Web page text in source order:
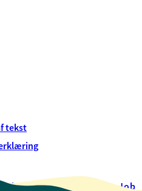
tekst
over selvbetjeningJob